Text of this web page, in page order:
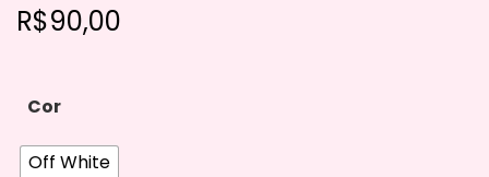
R$90,00
Cor
Off White